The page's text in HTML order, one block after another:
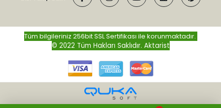
Tüm bilgileriniz 256bit SSL Sertifikası ile korunmaktadır.
© 2022 Tüm Hakları Saklıdır. Aktarist